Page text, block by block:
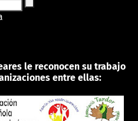
le reconocen su trabajo
entre ellas: